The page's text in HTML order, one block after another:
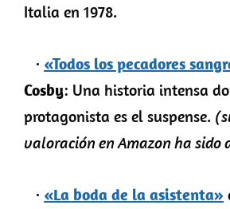
Italia en 1978.
· «Todos los pecadores
Cosby: Una historia intensa
protagonista es el suspense.
valoración en Amazon ha sido
· «La boda de la asistenta»